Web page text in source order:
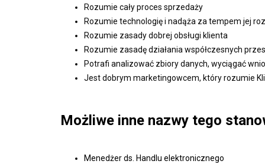
Rozumie cały proces sprzedaży
Rozumie technologię i nadąża za tempem jej
Rozumie zasady dobrej obsługi klienta
Rozumie zasadę działania współczesnych
Potrafi analizować zbiory danych, wyciągać
Jest dobrym marketingowcem, który rozumie
Możliwe inne nazwy tego
Menedżer ds. Handlu elektronicznego